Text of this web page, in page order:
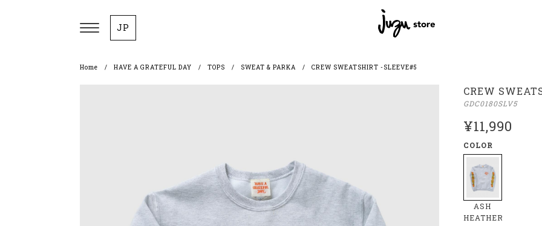
JP
Home HAVE A GRATEFUL DAY TOPS SWEAT & PARKA CREW SWEATSHIRT -SLEEVE#5
CREW
GDC0180SLV5
¥11,990
COLOR
ASH
HEATHER